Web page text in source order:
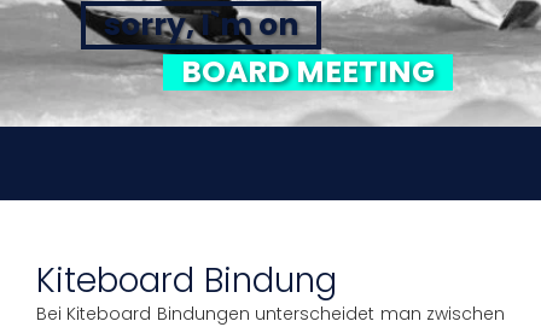
sorry, I`m on
BOARD MEETING
Kiteboard Bindung
Bei Kiteboard Bindungen unterscheidet man zwischen